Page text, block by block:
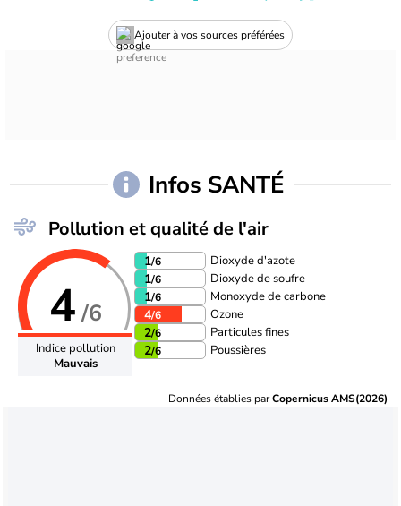
Ajouter à vos sources préférées
Infos SANTÉ
Pollution et qualité de l'air
4/6
Indice pollution
Mauvais
1/6 Dioxyde d'azote
1/6 Dioxyde de soufre
1/6 Monoxyde de carbone
4/6 Ozone
2/6 Particules fines
2/6 Poussières
Données établies parCopernicus AMS(2026)